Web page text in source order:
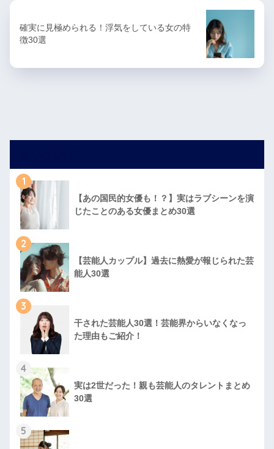
確実に見極められる！浮気をしている女の特
徴30選
1
【あの国民的女優も！？】実はラブシーンを演
じたことのある女優まとめ30選
2
【芸能人カップル】過去に熱愛が報じられた芸
能人30選
3
干された芸能人30選！芸能界からいなくなっ
た理由もご紹介！
4
実は2世だった！親も芸能人のタレントまとめ
30選
5